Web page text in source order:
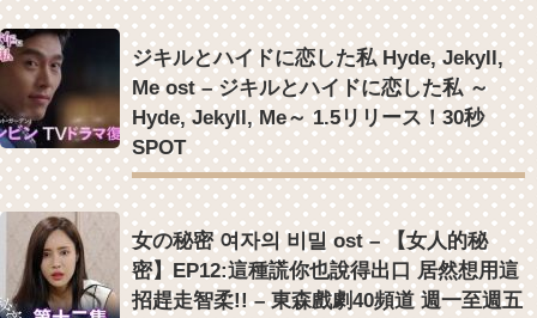
ジキルとハイドに恋した私 Hyde, Jekyll,
Me ost – ジキルとハイドに恋した私 ～
Hyde, Jekyll, Me～ 1.5リリース！30秒
SPOT
女の秘密 여자의 비밀 ost – 【女人的秘
密】EP12:這種謊你也說得出口 居然想用這
招趕走智柔!! – 東森戲劇40頻道 週一至週五